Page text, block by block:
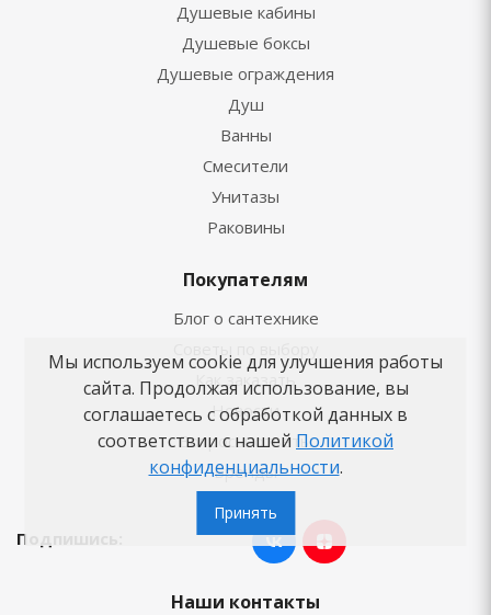
Душевые кабины
Душевые боксы
Душевые ограждения
Душ
Ванны
Смесители
Унитазы
Раковины
Покупателям
Блог о сантехнике
Как заказать
Новости
Вопросы-ответы
Бренды
Подпишись:
Наши контакты
Мы используем cookie для улучшения работы
сайта. Продолжая использование, вы
соглашаетесь с обработкой данных в
соответствии с нашей Политикой
конфиденциальности.
Принять